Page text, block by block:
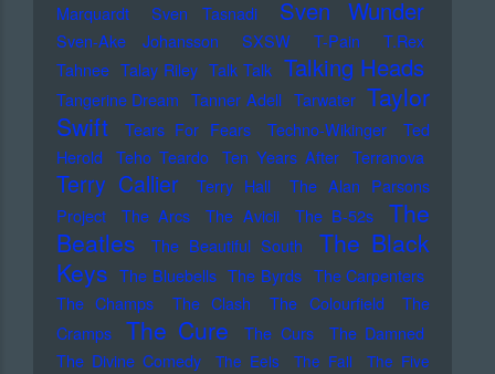
Marquardt
Sven Tasnadi Sven Wunder
Sven-Ake Johansson SXSW T-Pain
T.Rex
Tahnee Talay Riley Talk Talk Talking Heads
Tangerine Dream Tanner Adell Tarwater Taylor
Swift
Tears For Fears Techno-Wikinger
Ted
Herold
Teho Teardo Ten Years After Terranova
Terry Callier Terry Hall
The Alan Parsons
Project
The Arcs The Avicii The B-52s
The
Beatles
The Beautiful South
The Black
Keys The Bluebells The Byrds The Carpenters
The Champs
The Clash The Colourfield
The
Cramps
The Cure The Curs
The Damned
The Divine Comedy
The Eels The Fall
The Five